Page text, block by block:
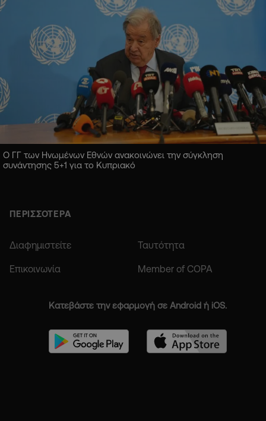
Ο ΓΓ των Ηνωμένων Εθνών ανακοινώνει την σύγκληση
συνάντησης 5+1 για το Κυπριακό
ΠΕΡΙΣΣΟΤΕΡΑ
Διαφημιστείτε Ταυτότητα
Επικοινωνία Member of COPA
Κατεβάστε την εφαρμογή σε Android ή iOS.